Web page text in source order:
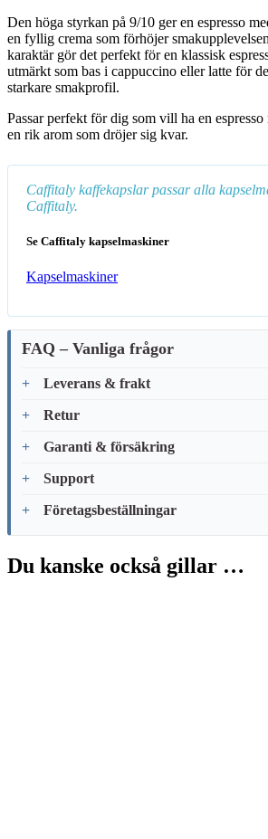
Den höga styrkan på 9/10 ger en espresso
en fyllig crema som förhöjer
karaktär gör det perfekt för en klassisk
utmärkt som bas i cappuccino eller latte för
starkare smakprofil.
Passar perfekt för dig som vill ha en
en rik arom som dröjer sig kvar.
Caffitaly kaffekapslar passar alla
Caffitaly.
Se Caffitaly kapselmaskiner
Kapselmaskiner
FAQ – Vanliga frågor
Leverans & frakt
Retur
Garanti & försäkring
Support
Företagsbeställningar
Du kanske också gillar …